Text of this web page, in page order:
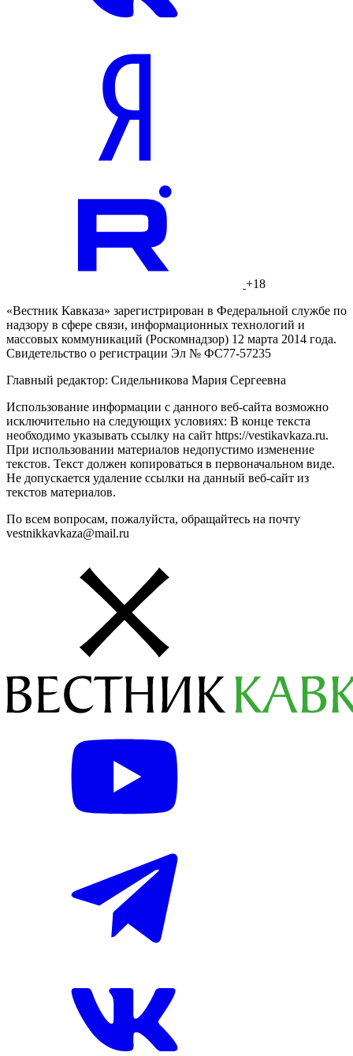
+18
«Вестник Кавказа» зарегистрирован в Федеральной службе по
надзору в сфере связи, информационных технологий и
массовых коммуникаций (Роскомнадзор) 12 марта 2014 года.
Свидетельство о регистрации Эл № ФС77-57235
Главный редактор: Сидельникова Мария Сергеевна
Использование информации с данного веб-сайта возможно
исключительно на следующих условиях: В конце текста
необходимо указывать ссылку на сайт https://vestikavkaza.ru.
При использовании материалов недопустимо изменение
текстов. Текст должен копироваться в первоначальном виде.
Не допускается удаление ссылки на данный веб-сайт из
текстов материалов.
По всем вопросам, пожалуйста, обращайтесь на почту
vestnikkavkaza@mail.ru